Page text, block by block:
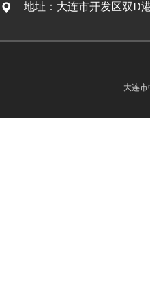
地址：大连市开发区双D
大连